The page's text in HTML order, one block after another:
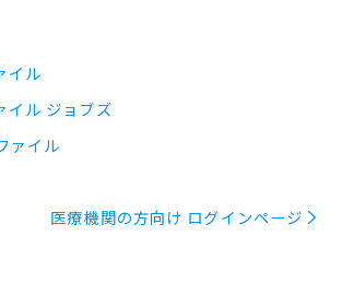
イル
イル ジョブズ
ァイル
医療機関の方向け ログインページ